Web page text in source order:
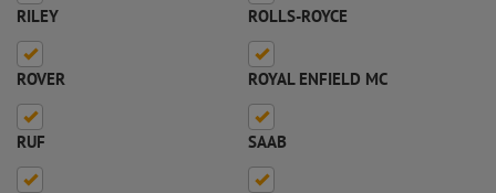
RILEY ROLLS-ROYCE
ROVER ROYAL ENFIELD MC
RUF SAAB